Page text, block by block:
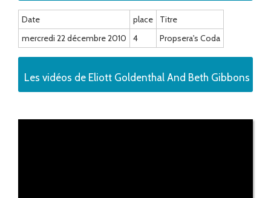
Date place
Titre
mercredi 22 décembre 2010
4 Propsera's Coda
Les vidéos de Eliott Goldenthal And Beth Gibbons